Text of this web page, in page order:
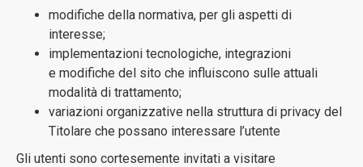
modifiche della normativa, per gli aspetti di
interesse;
implementazioni tecnologiche, integrazioni
e modifiche del sito che influiscono sulle attuali
modalità di trattamento;
variazioni organizzative nella struttura di privacy del
Titolare che possano interessare l’utente
Gli utenti sono cortesemente invitati a visitare